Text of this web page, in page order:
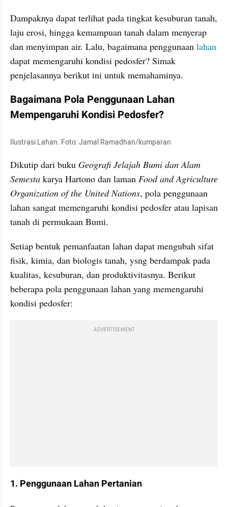
Dampaknya dapat terlihat pada tingkat kesuburan tanah,
laju erosi, hingga kemampuan tanah dalam menyerap
dan menyimpan air. Lalu, bagaimana penggunaan
dapat memengaruhi kondisi pedosfer? Simak
penjelasannya berikut ini untuk memahaminya.
Bagaimana Pola Penggunaan Lahan
Mempengaruhi Kondisi Pedosfer?
Ilustrasi Lahan. Foto: Jamal Ramadhan/kumparan
Dikutip dari buku Geografi Jelajah Bumi dan Alam
Semesta karya Hartono dan laman Food and Agriculture
Organization of the United Nations, pola penggunaan
lahan sangat memengaruhi kondisi pedosfer atau lapisan
tanah di permukaan Bumi.
Setiap bentuk pemanfaatan lahan dapat mengubah sifat
fisik, kimia, dan biologis tanah, ysng berdampak pada
kualitas, kesuburan, dan produktivitasnya. Berikut
beberapa pola penggunaan lahan yang memengaruhi
kondisi pedosfer:
ADVERTISEMENT
1. Penggunaan Lahan Pertanian